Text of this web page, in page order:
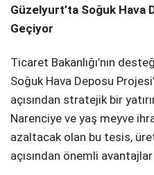
Güzelyurt’ta Soğuk Hava
Geçiyor
Ticaret Bakanlığı’nın
Soğuk Hava Deposu
açısından stratejik bir
Narenciye ve yaş meyve
azaltacak olan bu tesis,
açısından önemli